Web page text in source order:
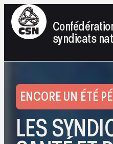
syndicats
ENCORE UN ÉTÉ
LES